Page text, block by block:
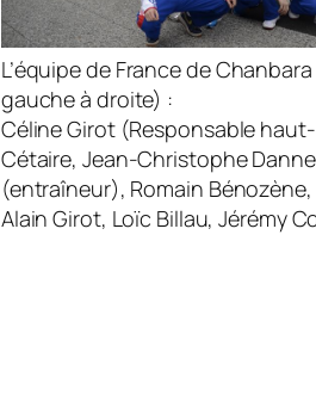
L’équipe de France de
gauche à droite) :
Céline Girot (Responsable
Cétaire, Jean-Christophe
(entraîneur), Romain
Alain Girot, Loïc Billau, Jérémy